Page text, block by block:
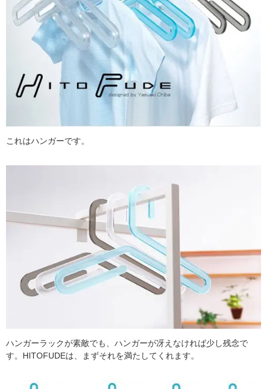
これはハンガーです。
ハンガーラックが素敵でも、ハンガーが冴えなければ少し残念で
す。HITOFUDEは、まずそれを満たしてくれます。